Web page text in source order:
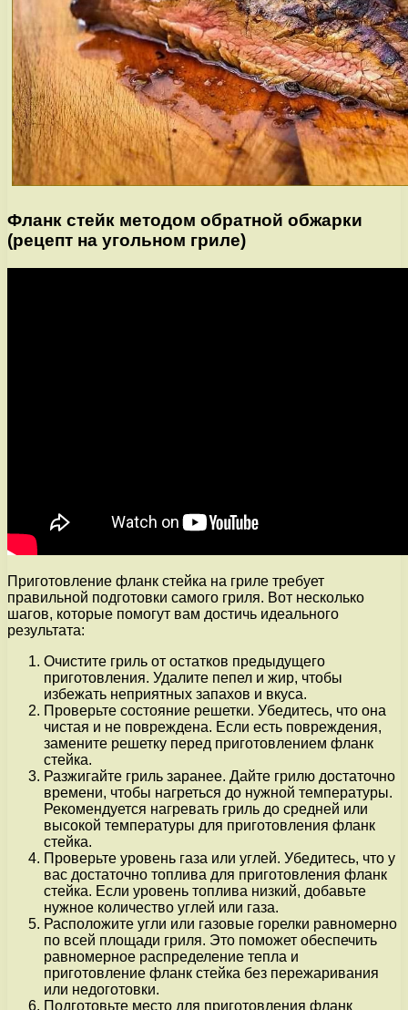
Фланк стейк методом обратной обжарки
(рецепт на угольном гриле)
Приготовление фланк стейка на гриле требует
правильной подготовки самого гриля. Вот несколько
шагов, которые помогут вам достичь идеального
результата:
Очистите гриль от остатков предыдущего
приготовления. Удалите пепел и жир, чтобы
избежать неприятных запахов и вкуса.
Проверьте состояние решетки. Убедитесь, что она
чистая и не повреждена. Если есть повреждения,
замените решетку перед приготовлением фланк
стейка.
Разжигайте гриль заранее. Дайте грилю достаточно
времени, чтобы нагреться до нужной температуры.
Рекомендуется нагревать гриль до средней или
высокой температуры для приготовления фланк
стейка.
Проверьте уровень газа или углей. Убедитесь, что у
вас достаточно топлива для приготовления фланк
стейка. Если уровень топлива низкий, добавьте
нужное количество углей или газа.
Расположите угли или газовые горелки равномерно
по всей площади гриля. Это поможет обеспечить
равномерное распределение тепла и
приготовление фланк стейка без пережаривания
или недоготовки.
Подготовьте место для приготовления фланк